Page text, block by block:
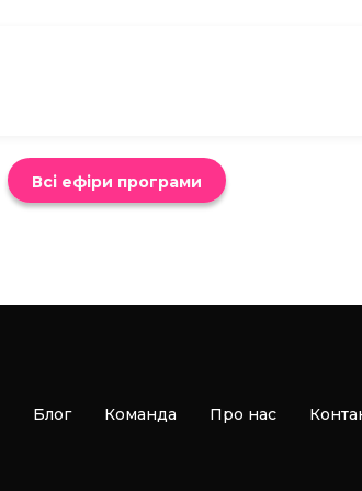
Всі ефіри програми
Блог Команда Про нас